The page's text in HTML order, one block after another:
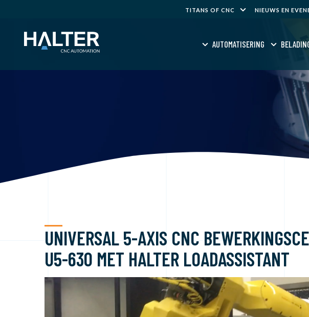
TITANS OF CNC NIEUWS EN
AUTOMATISERING
UNIVERSAL 5-AXIS CNC
U5-630 MET HALTER LOADASSISTANT